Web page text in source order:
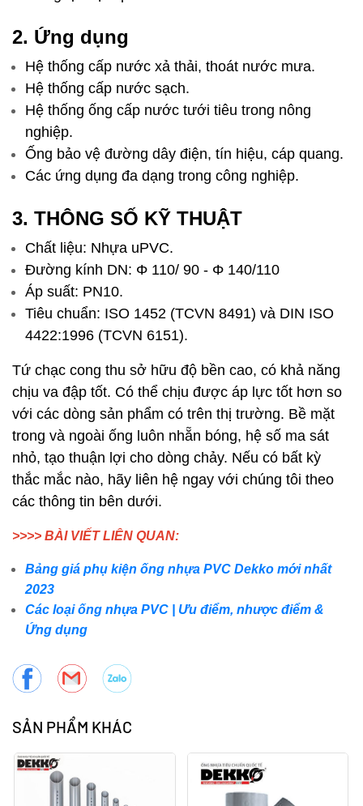
2. Ứng dụng
Hệ thống cấp nước xả thải, thoát nước mưa.
Hệ thống cấp nước sạch.
Hệ thống ống cấp nước tưới tiêu trong nông
nghiệp.
Ống bảo vệ đường dây điện, tín hiệu, cáp quang.
Các ứng dụng đa dạng trong công nghiệp.
3. THÔNG SỐ KỸ THUẬT
Chất liệu: Nhựa uPVC.
Đường kính DN: Φ 110/ 90 - Φ 140/110
Áp suất: PN10.
Tiêu chuẩn: ISO 1452 (TCVN 8491) và DIN ISO
4422:1996 (TCVN 6151).
Tứ chạc cong thu sở hữu độ bền cao, có khả năng
chịu va đập tốt. Có thể chịu được áp lực tốt hơn so
với các dòng sản phẩm có trên thị trường. Bề mặt
trong và ngoài ống luôn nhẵn bóng, hệ số ma sát
nhỏ, tạo thuận lợi cho dòng chảy. Nếu có bất kỳ
thắc mắc nào, hãy liên hệ ngay với chúng tôi theo
các thông tin bên dưới.
>>>> BÀI VIẾT LIÊN QUAN:
Bảng giá phụ kiện ống nhựa PVC Dekko mới nhất
2023
Các loại ống nhựa PVC | Ưu điểm, nhược điểm &
Ứng dụng
SẢN PHẨM KHÁC